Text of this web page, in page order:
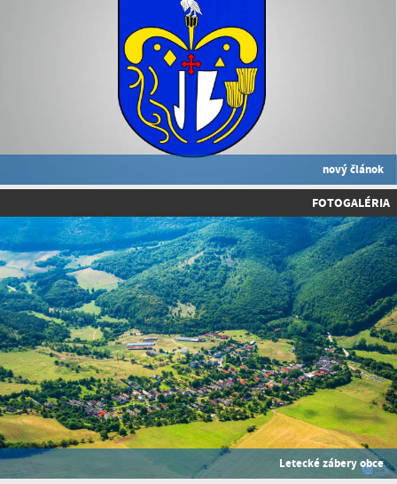
nový článok
FOTOGALÉRIA
Letecké zábery obce